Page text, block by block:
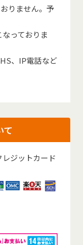
りません。予
っておりま
、IP電話など
て
ジットカード